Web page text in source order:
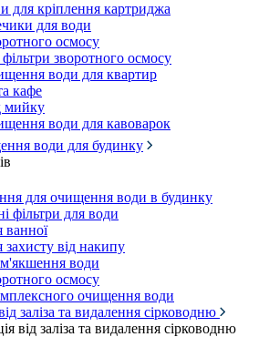
для кріплення картриджа
для води
осмосу
зворотного осмосу
води для квартир
кафе
мийку
води для кавоварок
води для будинку
для очищення води в будинку
фільтри для води
ванної
захисту від накипу
води
осмосу
очищення води
заліза та видалення сірководню
від заліза та видалення сірководню